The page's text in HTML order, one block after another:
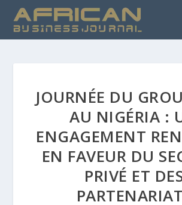
JOURNÉE DU
AU NIGÉRIA :
ENGAGEMENT
EN FAVEUR DU
PRIVÉ ET